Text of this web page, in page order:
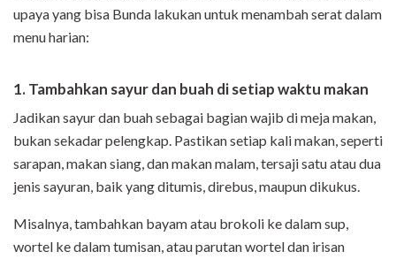
upaya yang bisa Bunda lakukan untuk menambah serat dalam
menu harian:
1. Tambahkan sayur dan buah di setiap waktu makan
Jadikan sayur dan buah sebagai bagian wajib di meja makan,
bukan sekadar pelengkap. Pastikan setiap kali makan, seperti
sarapan, makan siang, dan makan malam, tersaji satu atau dua
jenis sayuran, baik yang ditumis, direbus, maupun dikukus.
Misalnya, tambahkan bayam atau brokoli ke dalam sup,
wortel ke dalam tumisan, atau parutan wortel dan irisan